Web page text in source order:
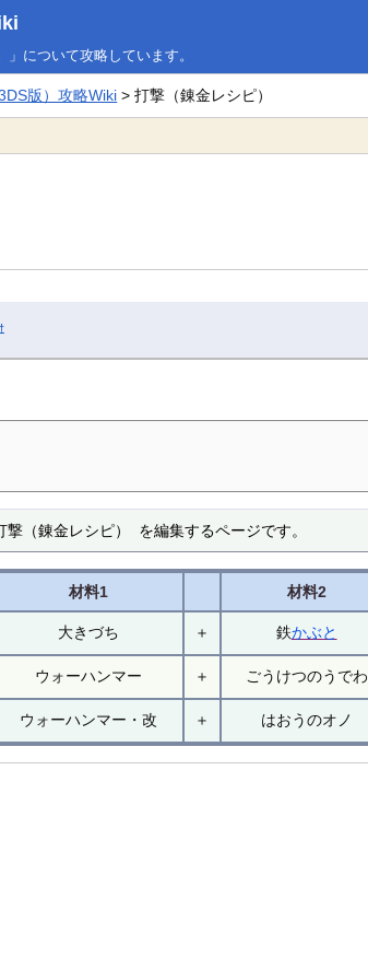
について攻略しています。
版）攻略Wiki > 打撃（錬金レシピ）
†
（錬金レシピ） を編集するページです。
材料1 材料2
大きづち ＋ 鉄かぶと
ウォーハンマー ＋ ごうけつのうでわ
ウォーハンマー・改 ＋ はおうのオノ